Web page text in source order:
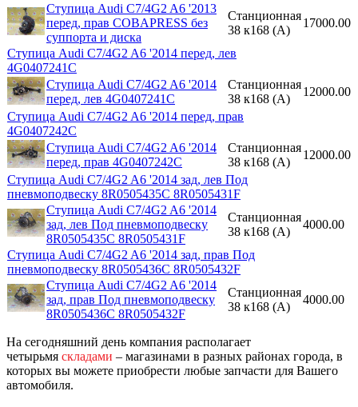
Ступица Audi C7/4G2 A6 '2013
перед, прав COBAPRESS без
суппорта и диска
Станционная
38 к168 (A)
17000.00
Ступица Audi C7/4G2 A6 '2014 перед, лев
4G0407241C
Ступица Audi C7/4G2 A6 '2014
перед, лев 4G0407241C
Станционная
38 к168 (A)
12000.00
Ступица Audi C7/4G2 A6 '2014 перед, прав
4G0407242C
Ступица Audi C7/4G2 A6 '2014
перед, прав 4G0407242C
Станционная
38 к168 (A)
12000.00
Ступица Audi C7/4G2 A6 '2014 зад, лев Под
пневмоподвеску 8R0505435C 8R0505431F
Ступица Audi C7/4G2 A6 '2014
зад, лев Под пневмоподвеску
8R0505435C 8R0505431F
Станционная
38 к168 (A)
4000.00
Ступица Audi C7/4G2 A6 '2014 зад, прав Под
пневмоподвеску 8R0505436C 8R0505432F
Ступица Audi C7/4G2 A6 '2014
зад, прав Под пневмоподвеску
8R0505436C 8R0505432F
Станционная
38 к168 (A)
4000.00
На сегодняшний день компания располагает
четырьмя складами – магазинами в разных районах города, в
которых вы можете приобрести любые запчасти для Вашего
автомобиля.